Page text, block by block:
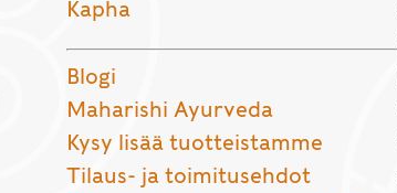
Kapha
Blogi
Maharishi Ayurveda
Kysy lisää tuotteistamme
Tilaus- ja toimitusehdot